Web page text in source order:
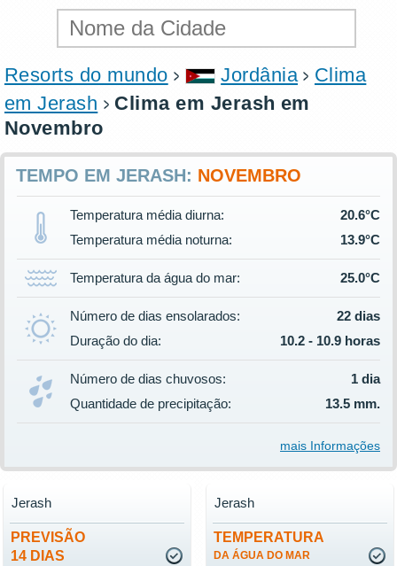
Resorts do mundo Jordânia
Clima
em Jerash
Clima em Jerash em
Novembro
TEMPO EM JERASH: NOVEMBRO
Temperatura média diurna:
20.6°C
Temperatura média noturna:
13.9°C
Temperatura da água do mar: 25.0°C
Número de dias ensolarados:
22 dias
Duração do dia:
10.2 - 10.9 horas
Número de dias chuvosos:
1 dia
Quantidade de precipitação:
13.5 mm.
mais Informações
PREVISÃO
14 DIAS
Jerash
TEMPERATURA
DA ÁGUA DO MAR
Jerash